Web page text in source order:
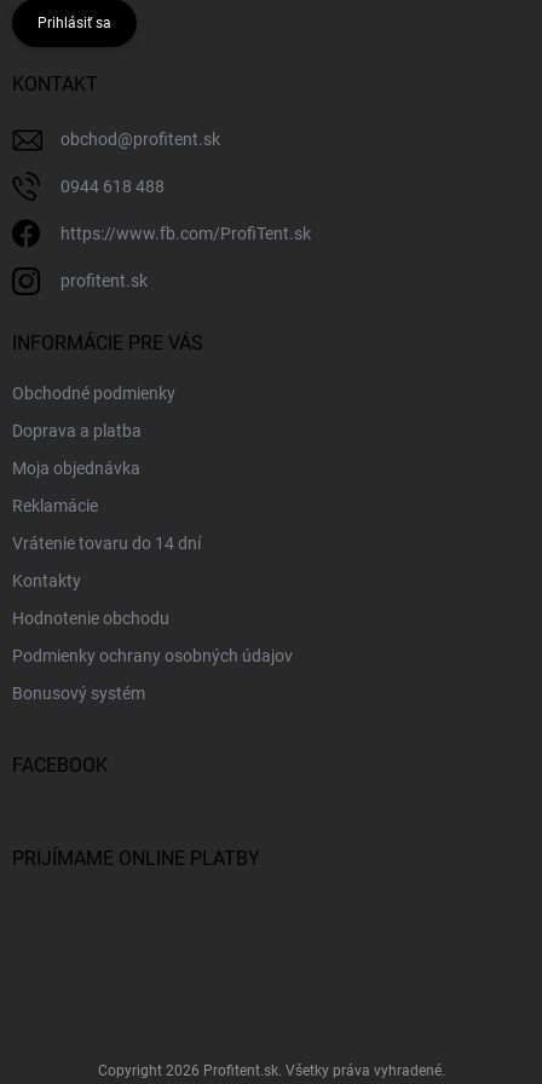
Prihlásiť sa
KONTAKT
obchod@profitent.sk
0944 618 488
https://www.fb.com/ProfiTent.sk
profitent.sk
INFORMÁCIE PRE VÁS
Obchodné podmienky
Doprava a platba
Moja objednávka
Reklamácie
Vrátenie tovaru do 14 dní
Kontakty
Hodnotenie obchodu
Podmienky ochrany osobných údajov
Bonusový systém
FACEBOOK
PRIJÍMAME ONLINE PLATBY
Copyright 2026 Profitent.sk. Všetky práva vyhradené.